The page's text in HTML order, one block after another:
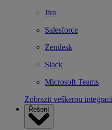
Jira
Salesforce
Zendesk
Slack
Microsoft Teams
Zobrazit veškerou integraci
Řešení